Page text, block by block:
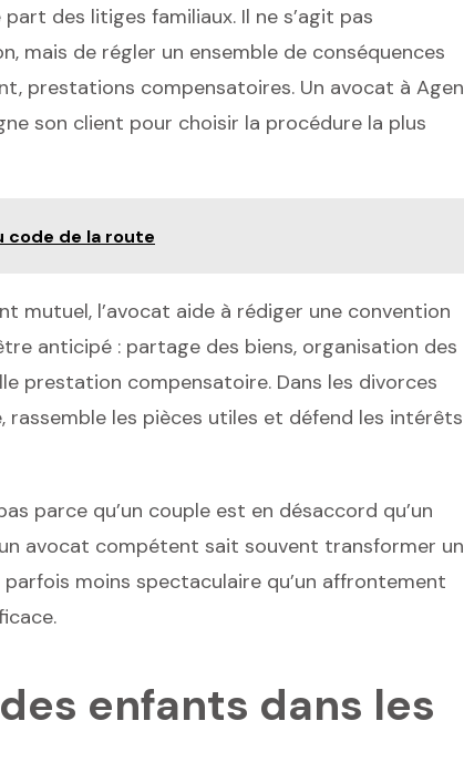
des litiges familiaux. Il ne s’agit pas
mais de régler un ensemble de conséquences
prestations compensatoires. Un avocat à Agen
son client pour choisir la procédure la plus
code de la route
mutuel, l’avocat aide à rédiger une convention
anticipé : partage des biens, organisation des
prestation compensatoire. Dans les divorces
les pièces utiles et défend les intérêts
parce qu’un couple est en désaccord qu’un
avocat compétent sait souvent transformer un
moins spectaculaire qu’un affrontement
enfants dans les